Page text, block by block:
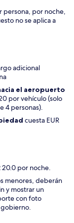
persona, por noche,
no se aplica a
adicional
el aeropuerto
por vehículo (solo
4 personas).
cuesta EUR
20.0 por noche.
menores, deberán
y mostrar un
con foto